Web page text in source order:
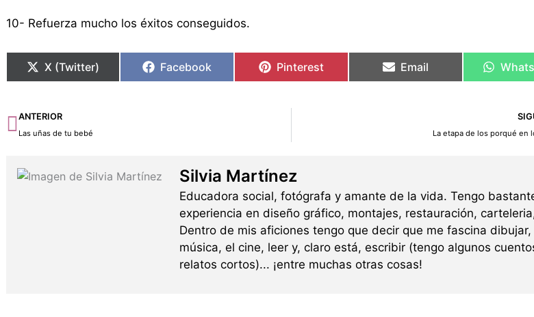
10- Refuerza mucho los éxitos conseguidos.
X (Twitter) Facebook Pinterest Email
Ant
ANTERIOR
Las uñas de tu bebé La etapa de los porqué en
Silvia Martínez
Educadora social, fotógrafa y amante de la vida. Tengo
experiencia en diseño gráfico, montajes, restauración,
Dentro de mis aficiones tengo que decir que me fascina dibujar,
música, el cine, leer y, claro está, escribir (tengo algunos
relatos cortos)... ¡entre muchas otras cosas!